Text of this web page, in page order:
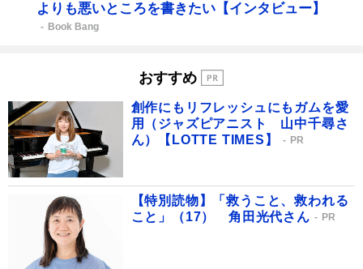
よりも悪いところを書きたい【インタビュー】
Book Bang
おすすめ
創作にもリフレッシュにもガムを愛
用（ジャズピアニスト 山中千尋さ
ん）【LOTTE TIMES】
PR
【特別読物】「救うこと、救われる
こと」（17） 角田光代さん
PR